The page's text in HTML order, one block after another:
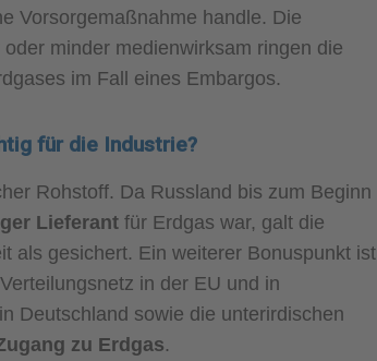
Vorsorgemaßnahme handle. Die
minder medienwirksam ringen die
im Fall eines Embargos.
für die Industrie?
Rohstoff. Da Russland bis zum Beginn
Lieferantfür Erdgas war, galt die
als gesichert. Ein weiterer Bonuspunkt ist
in der EU und in
Deutschland sowie die unterirdischen
zu Erdgas.